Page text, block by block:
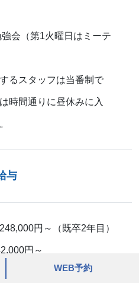
会（第1火曜日はミーテ
るスタッフは当番制で
時間通りに昼休みに入
与
円～（既卒2年目）
円～
ます。 WEB予約